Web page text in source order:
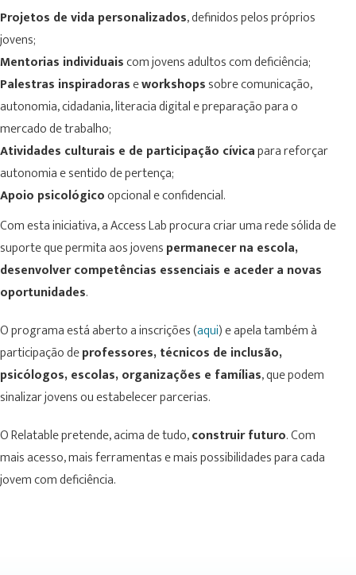
Projetos de vida personalizados, definidos pelos próprios
jovens;
Mentorias individuaiscom jovens adultos com deficiência;
Palestras inspiradoraseworkshopssobre comunicação,
autonomia, cidadania, literacia digital e preparação para o
mercado de trabalho;
Atividades culturais e de participação cívicapara reforçar
autonomia e sentido de pertença;
Apoio psicológicoopcional e confidencial.
Com esta iniciativa, a Access Lab procura criar uma rede sólida de
suporte que permita aos jovenspermanecer na escola,
desenvolver competências essenciais e aceder a novas
oportunidades.
O programa está aberto a inscrições (aqui) e apela também à
participação deprofessores, técnicos de inclusão,
psicólogos, escolas, organizações e famílias, que podem
sinalizar jovens ou estabelecer parcerias.
O Relatable pretende, acima de tudo,construir futuro. Com
mais acesso, mais ferramentas e mais possibilidades para cada
jovem com deficiência.